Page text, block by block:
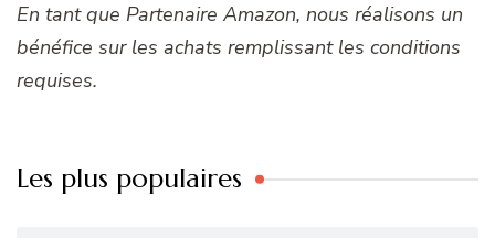
En tant que Partenaire Amazon, nous réalisons un
bénéfice sur les achats remplissant les conditions
requises.
Les plus populaires